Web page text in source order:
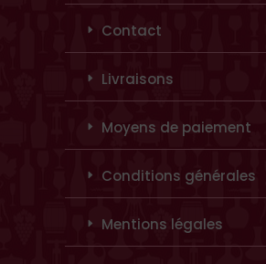
Contact
Livraisons
Moyens de paiement
Conditions générales
Mentions légales